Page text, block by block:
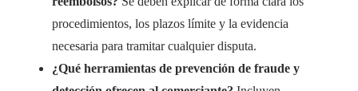
procedimientos, los plazos límite y la evidencia
necesaria para tramitar cualquier disputa.
¿Qué herramientas de prevención de fraude y